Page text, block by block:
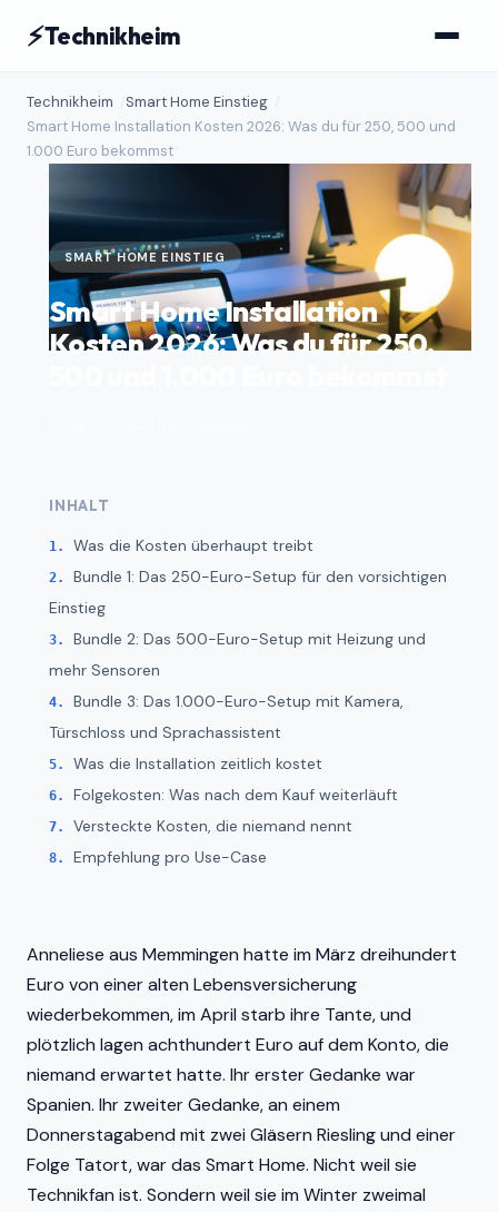
⚡Technikheim
Technikheim
Smart Home Einstieg
Smart Home Installation Kosten 2026: Was du für 250, 500 und
1.000 Euro bekommst
SMART HOME EINSTIEG
Smart Home Installation
Kosten 2026: Was du für 250,
INHALT
Was die Kosten überhaupt treibt
Bundle 1: Das 250-Euro-Setup für den vorsichtigen
Einstieg
Bundle 2: Das 500-Euro-Setup mit Heizung und
mehr Sensoren
Bundle 3: Das 1.000-Euro-Setup mit Kamera,
Türschloss und Sprachassistent
Was die Installation zeitlich kostet
Folgekosten: Was nach dem Kauf weiterläuft
Versteckte Kosten, die niemand nennt
Empfehlung pro Use-Case
Anneliese aus Memmingen hatte im März dreihundert
Euro von einer alten Lebensversicherung
wiederbekommen, im April starb ihre Tante, und
plötzlich lagen achthundert Euro auf dem Konto, die
niemand erwartet hatte. Ihr erster Gedanke war
Spanien. Ihr zweiter Gedanke, an einem
Donnerstagabend mit zwei Gläsern Riesling und einer
Folge Tatort, war das Smart Home. Nicht weil sie
Technikfan ist. Sondern weil sie im Winter zweimal